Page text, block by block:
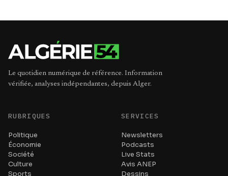
Le quotidien numérique de référence. Information
vérifiée, analyses indépendantes, depuis Alger.
RUBRIQUES
Politique
Économie
Société
Culture
Sports
SERVICES
Newsletters
Podcasts
Live Stats
Avis ANEP
Dessins